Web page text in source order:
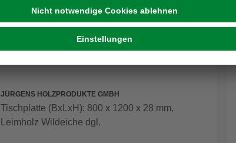
JÜRGENS HOLZPRODUKTE GMBH
Tischplatte (BxLxH): 800 x 1200 x 28 mm,
Leimholz Wildeiche dgl.